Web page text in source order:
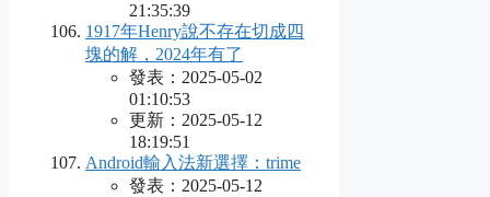
21:35:39
1917年Henry說不存在切成四
塊的解，2024年有了
發表：2025-05-02
01:10:53
更新：2025-05-12
18:19:51
Android輸入法新選擇：trime
發表：2025-05-12